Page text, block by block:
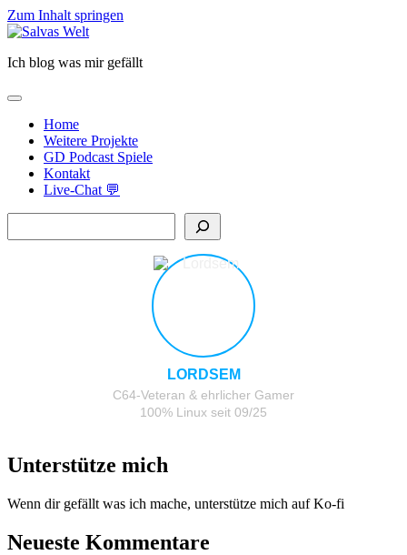
Zum Inhalt springen
Salvas
Ich blog was mir gefällt
open
primary
menu Home
Weitere Projekte
GD Podcast Spiele
Kontakt
Live-Chat 💬
LORDSEM
C64-Veteran & ehrlicher Gamer
100% Linux seit 09/25
Unterstütze mich
Wenn dir gefällt was ich mache, unterstütze mich auf Ko-fi
Neueste Kommentare